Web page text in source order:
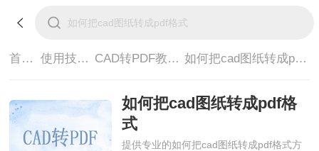
首页> 使用技巧> CAD转PDF教程> 如何把cad图纸转成pdf格式
如何把cad图纸转成pdf格
式
提供专业的如何把cad图纸转成pdf格式方